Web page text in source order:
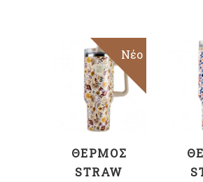
Νέο
ΠΡΟΣΘΉΚΗ
ΣΤΟ ΚΑΛΆΘΙ
ΘΕΡΜΌΣ
STRAW